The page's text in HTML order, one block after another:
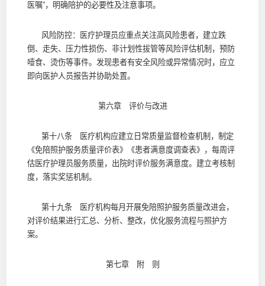
医嘱”，明确陪护的必要性及注意事项。
风险防控：医疗护理员应重点关注高风险患者，建立跌
倒、走失、压力性损伤、非计划性拔管等风险评估机制，预防
噎食、烫伤等事件。发现患者有安全风险或异常情况时，应立
即向医护人员报告并协助处置。
第六章 评价与改进
第十八条 医疗机构应建立日常质量监督检查机制，制定
《免陪照护服务质量评价表》《患者满意度调查表》，每周评
估医疗护理员服务质量，出院时评价服务满意度。建立考核制
度，落实奖惩机制。
第十九条 医疗机构每月开展免陪照护服务质量改进会，
对评价结果进行汇总、分析、整改，优化服务流程与照护方
案。
第七章 附 则